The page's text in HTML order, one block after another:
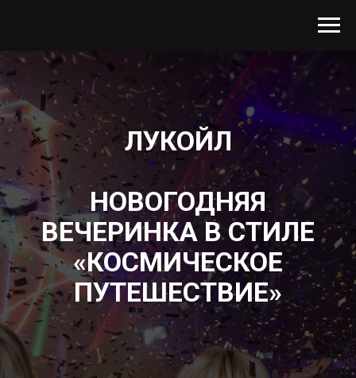
ЛУКОЙЛ
НОВОГОДНЯЯ
ВЕЧЕРИНКА В СТИЛЕ
«КОСМИЧЕСКОЕ
ПУТЕШЕСТВИЕ»